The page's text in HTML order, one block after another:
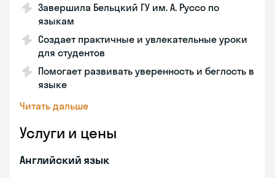
Завершила Бельцкий ГУ им. А. Руссо по
языкам
Создает практичные и увлекательные уроки
для студентов
Помогает развивать уверенность и беглость в
языке
Читать дальше
Услуги и цены
Английский язык